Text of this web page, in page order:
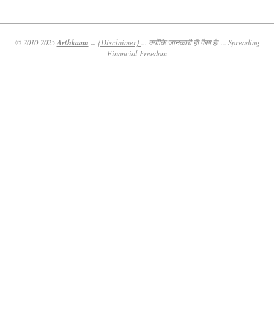
© 2010-2025Arthkaam ... {Disclaimer}
... क्योंकि जानकारी ही पैसा है! ... Spreading
Financial Freedom